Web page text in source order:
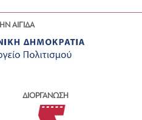
ΑΙΓΙΔΑ
ΔΙΟΡΓΑΝΩΣΗ